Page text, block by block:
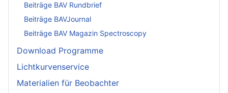
Beiträge BAV Rundbrief
Beiträge BAVJournal
Beiträge BAV Magazin Spectroscopy
Download Programme
Lichtkurvenservice
Materialien für Beobachter